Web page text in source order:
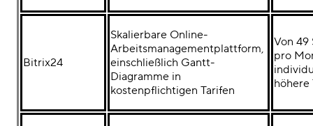
Bitrix24
Skalierbare Online-
Arbeitsmanagementplattform,
einschließlich Gantt-
Diagramme in
kostenpflichtigen Tarifen
Von 49
pro
höhere